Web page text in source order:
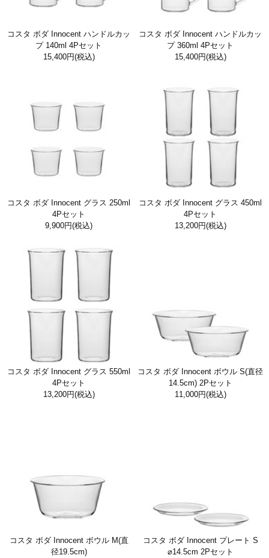
コスタ ボダ Innocent ハンドルカッ
プ 140ml 4Pセット
15,400円(税込)
コスタ ボダ Innocent ハンドルカッ
プ 360ml 4Pセット
15,400円(税込)
コスタ ボダ Innocent グラス 250ml
4Pセット
9,900円(税込)
コスタ ボダ Innocent グラス 450ml
4Pセット
13,200円(税込)
コスタ ボダ Innocent グラス 550ml
4Pセット
13,200円(税込)
コスタ ボダ Innocent ボウル S(直径
14.5cm) 2Pセット
11,000円(税込)
コスタ ボダ Innocent ボウル M(直
径19.5cm)
コスタ ボダ Innocent プレート S
⌀14.5cm 2Pセット